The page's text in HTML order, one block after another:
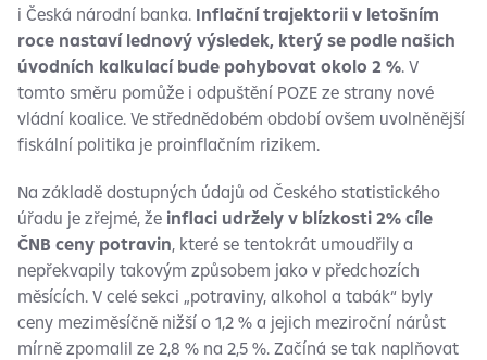
i Česká národní banka. Inflační trajektorii v letošním
roce nastaví lednový výsledek, který se podle našich
úvodních kalkulací bude pohybovat okolo 2 %. V
tomto směru pomůže i odpuštění POZE ze strany nové
vládní koalice. Ve střednědobém období ovšem uvolněnější
fiskální politika je proinflačním rizikem.
Na základě dostupných údajů od Českého statistického
úřadu je zřejmé, že inflaci udržely v blízkosti 2% cíle
ČNB ceny potravin, které se tentokrát umoudřily a
nepřekvapily takovým způsobem jako v předchozích
měsících. V celé sekci „potraviny, alkohol a tabák“ byly
ceny meziměsíčně nižší o 1,2 % a jejich meziroční nárůst
mírně zpomalil ze 2,8 % na 2,5 %. Začíná se tak naplňovat